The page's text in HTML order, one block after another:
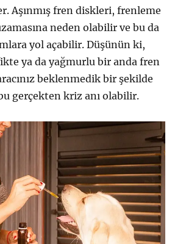
Aşınmış fren diskleri, frenleme
neden olabilir ve bu da
yol açabilir. Düşünün ki,
ya da yağmurlu bir anda fren
beklenmedik bir şekilde
gerçekten kriz anı olabilir.